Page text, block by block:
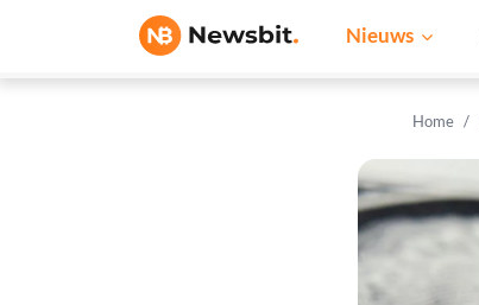
Nieuws
Home